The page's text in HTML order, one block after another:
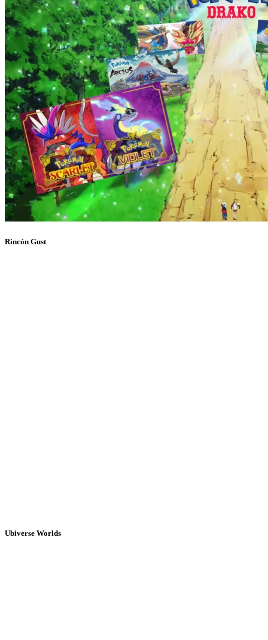
Rincón Gust
Ubiverse Worlds